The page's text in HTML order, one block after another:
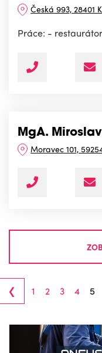
Česká 993, 28401
Práce: -
MgA.
Moravec 101,
‹ 1 2 3 4 5